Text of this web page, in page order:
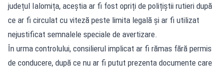
județul Ialomița, aceștia ar fi fost opriți de polițiștii rutieri după
ce ar fi circulat cu viteză peste limita legală și ar fi utilizat
nejustificat semnalele speciale de avertizare.
În urma controlului, consilierul implicat ar fi rămas fără permis
de conducere, după ce nu ar fi putut prezenta documente care